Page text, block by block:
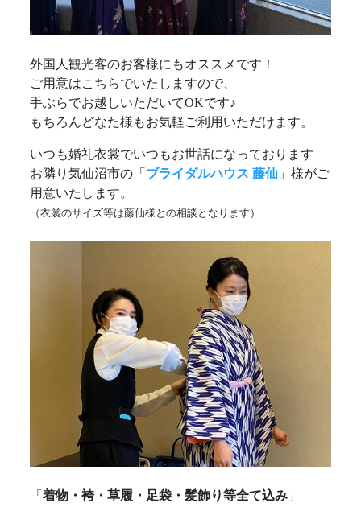
外国人観光客のお客様にもオススメです！
ご用意はこちらでいたしますので、
手ぶらでお越しいただいてOKです♪
もちろんどなた様もお気軽ご利用いただけます。
いつも婚礼衣裳でいつもお世話になっております
お隣り気仙沼市の「 ブライダルハウス 藤仙 」様がご
用意いたします。
（衣裳のサイズ等は藤仙様との相談となります）
「 着物・袴・草履・足袋・髪飾り等全て込み 」